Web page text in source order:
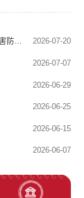
陆永开刘高伍以“四不两直”方式检查督导地质灾害防治和防汛减灾工作 2026-07-20
2026-07-07
2026-06-29
2026-06-25
2026-06-15
2026-06-07